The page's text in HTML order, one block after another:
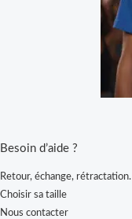
Besoin d’aide ?
Retour, échange, rétractation.
Choisir sa taille
Nous contacter